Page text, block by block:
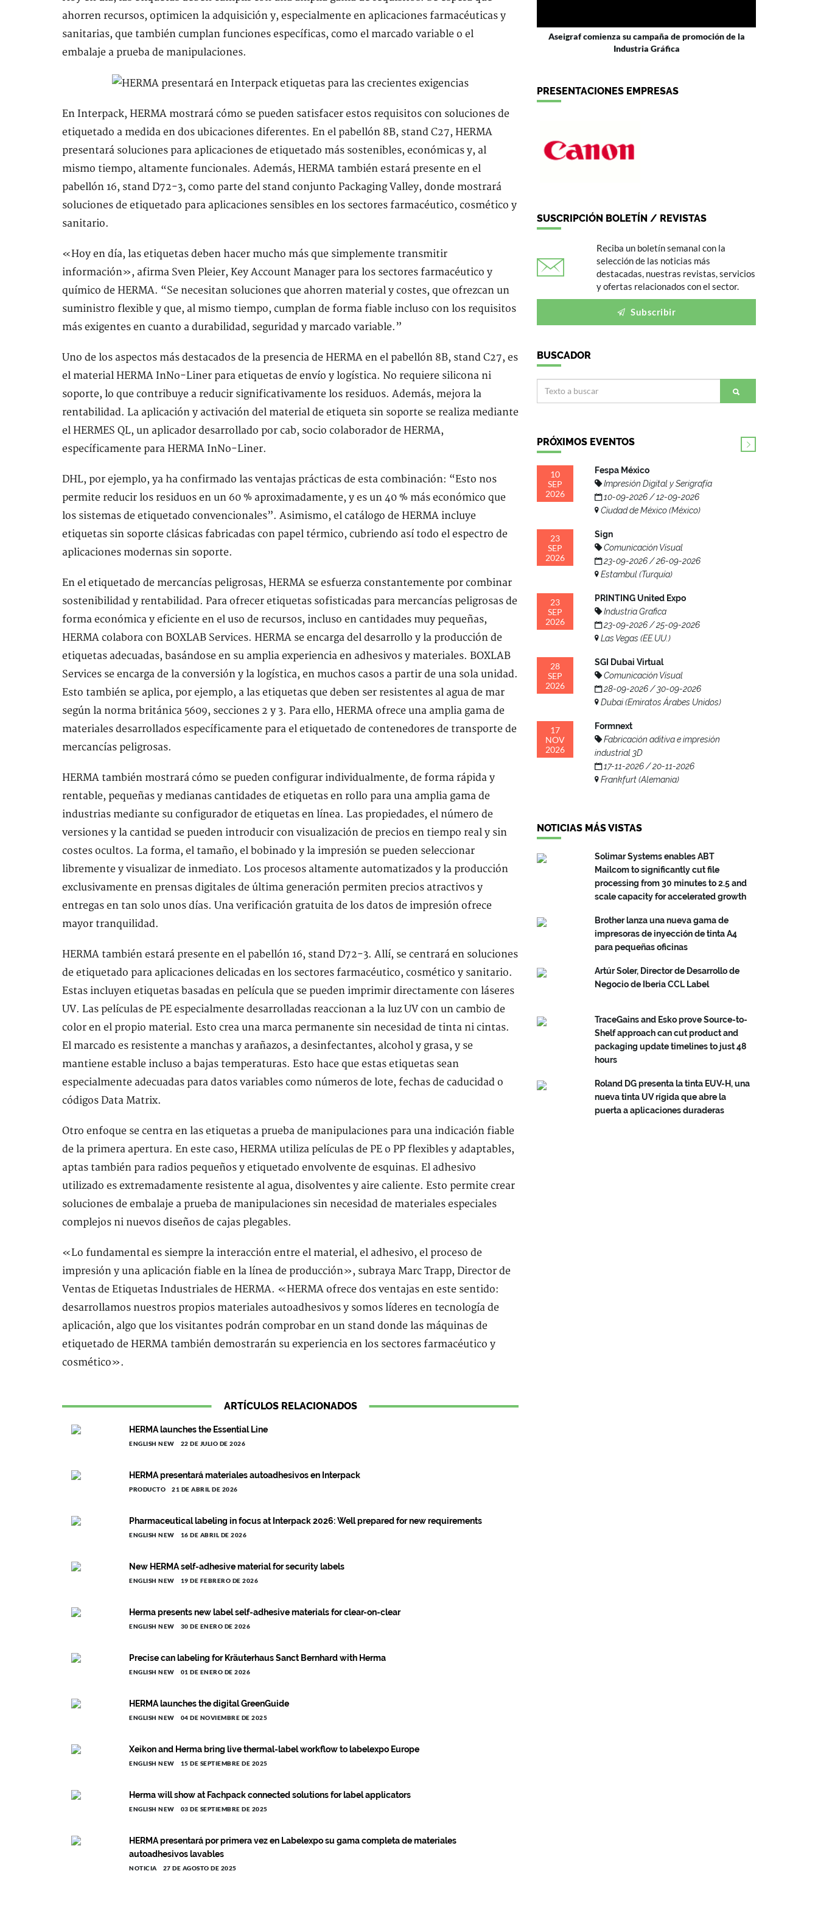
ahorren recursos, optimicen la adquisición y, especialmente en aplicaciones farmacéuticas y
sanitarias, que también cumplan funciones específicas, como el marcado variable o el
embalaje a prueba de manipulaciones.
En Interpack, HERMA mostrará cómo se pueden satisfacer estos requisitos con soluciones de
etiquetado a medida en dos ubicaciones diferentes. En el pabellón 8B, stand C27, HERMA
presentará soluciones para aplicaciones de etiquetado más sostenibles, económicas y, al
mismo tiempo, altamente funcionales. Además, HERMA también estará presente en el
pabellón 16, stand D72-3, como parte del stand conjunto Packaging Valley, donde mostrará
soluciones de etiquetado para aplicaciones sensibles en los sectores farmacéutico, cosmético y
sanitario.
«Hoy en día, las etiquetas deben hacer mucho más que simplemente transmitir
información», afirma Sven Pleier, Key Account Manager para los sectores farmacéutico y
químico de HERMA. “Se necesitan soluciones que ahorren material y costes, que ofrezcan un
suministro flexible y que, al mismo tiempo, cumplan de forma fiable incluso con los requisitos
más exigentes en cuanto a durabilidad, seguridad y marcado variable.”
Uno de los aspectos más destacados de la presencia de HERMA en el pabellón 8B, stand C27, es
el material HERMA InNo-Liner para etiquetas de envío y logística. No requiere silicona ni
soporte, lo que contribuye a reducir significativamente los residuos. Además, mejora la
rentabilidad. La aplicación y activación del material de etiqueta sin soporte se realiza mediante
el HERMES QL, un aplicador desarrollado por cab, socio colaborador de HERMA,
específicamente para HERMA InNo-Liner.
DHL, por ejemplo, ya ha confirmado las ventajas prácticas de esta combinación: “Esto nos
permite reducir los residuos en un 60 % aproximadamente, y es un 40 % más económico que
los sistemas de etiquetado convencionales”. Asimismo, el catálogo de HERMA incluye
etiquetas sin soporte clásicas fabricadas con papel térmico, cubriendo así todo el espectro de
aplicaciones modernas sin soporte.
En el etiquetado de mercancías peligrosas, HERMA se esfuerza constantemente por combinar
sostenibilidad y rentabilidad. Para ofrecer etiquetas sofisticadas para mercancías peligrosas de
forma económica y eficiente en el uso de recursos, incluso en cantidades muy pequeñas,
HERMA colabora con BOXLAB Services. HERMA se encarga del desarrollo y la producción de
etiquetas adecuadas, basándose en su amplia experiencia en adhesivos y materiales. BOXLAB
Services se encarga de la conversión y la logística, en muchos casos a partir de una sola unidad.
Esto también se aplica, por ejemplo, a las etiquetas que deben ser resistentes al agua de mar
según la norma británica 5609, secciones 2 y 3. Para ello, HERMA ofrece una amplia gama de
materiales desarrollados específicamente para el etiquetado de contenedores de transporte de
mercancías peligrosas.
HERMA también mostrará cómo se pueden configurar individualmente, de forma rápida y
rentable, pequeñas y medianas cantidades de etiquetas en rollo para una amplia gama de
industrias mediante su configurador de etiquetas en línea. Las propiedades, el número de
versiones y la cantidad se pueden introducir con visualización de precios en tiempo real y sin
costes ocultos. La forma, el tamaño, el bobinado y la impresión se pueden seleccionar
libremente y visualizar de inmediato. Los procesos altamente automatizados y la producción
exclusivamente en prensas digitales de última generación permiten precios atractivos y
entregas en tan solo unos días. Una verificación gratuita de los datos de impresión ofrece
mayor tranquilidad.
HERMA también estará presente en el pabellón 16, stand D72-3. Allí, se centrará en soluciones
de etiquetado para aplicaciones delicadas en los sectores farmacéutico, cosmético y sanitario.
Estas incluyen etiquetas basadas en película que se pueden imprimir directamente con láseres
UV. Las películas de PE especialmente desarrolladas reaccionan a la luz UV con un cambio de
color en el propio material. Esto crea una marca permanente sin necesidad de tinta ni cintas.
El marcado es resistente a manchas y arañazos, a desinfectantes, alcohol y grasa, y se
mantiene estable incluso a bajas temperaturas. Esto hace que estas etiquetas sean
especialmente adecuadas para datos variables como números de lote, fechas de caducidad o
códigos Data Matrix.
Otro enfoque se centra en las etiquetas a prueba de manipulaciones para una indicación fiable
de la primera apertura. En este caso, HERMA utiliza películas de PE o PP flexibles y adaptables,
aptas también para radios pequeños y etiquetado envolvente de esquinas. El adhesivo
utilizado es extremadamente resistente al agua, disolventes y aire caliente. Esto permite crear
soluciones de embalaje a prueba de manipulaciones sin necesidad de materiales especiales
complejos ni nuevos diseños de cajas plegables.
«Lo fundamental es siempre la interacción entre el material, el adhesivo, el proceso de
impresión y una aplicación fiable en la línea de producción», subraya Marc Trapp, Director de
Ventas de Etiquetas Industriales de HERMA. «HERMA ofrece dos ventajas en este sentido:
desarrollamos nuestros propios materiales autoadhesivos y somos líderes en tecnología de
aplicación, algo que los visitantes podrán comprobar en un stand donde las máquinas de
etiquetado de HERMA también demostrarán su experiencia en los sectores farmacéutico y
cosmético».
ARTÍCULOS RELACIONADOS
HERMA launches the Essential Line
ENGLISH NEW 22 DE JULIO DE 2026
HERMA presentará materiales autoadhesivos en Interpack
PRODUCTO 21 DE ABRIL DE 2026
Pharmaceutical labeling in focus at Interpack 2026: Well prepared for new requirements
ENGLISH NEW 16 DE ABRIL DE 2026
New HERMA self-adhesive material for security labels
ENGLISH NEW 19 DE FEBRERO DE 2026
Herma presents new label self-adhesive materials for clear-on-clear
ENGLISH NEW 30 DE ENERO DE 2026
Precise can labeling for Kräuterhaus Sanct Bernhard with Herma
ENGLISH NEW 01 DE ENERO DE 2026
HERMA launches the digital GreenGuide
ENGLISH NEW 04 DE NOVIEMBRE DE 2025
Xeikon and Herma bring live thermal-label workflow to labelexpo Europe
ENGLISH NEW 15 DE SEPTIEMBRE DE 2025
Herma will show at Fachpack connected solutions for label applicators
ENGLISH NEW 03 DE SEPTIEMBRE DE 2025
HERMA presentará por primera vez en Labelexpo su gama completa de materiales
autoadhesivos lavables
NOTICIA 27 DE AGOSTO DE 2025
Aseigraf comienza su campaña de promoción de la
Industria Gráfica
PRESENTACIONES EMPRESAS
SUSCRIPCIÓN BOLETÍN / REVISTAS
Reciba un boletín semanal con la
selección de las noticias más
destacadas, nuestras revistas, servicios
y ofertas relacionados con el sector.
Subscribir
BUSCADOR
PRÓXIMOS EVENTOS
10
SEP
2026
Fespa México
Impresión Digital y Serigrafía
10-09-2026 / 12-09-2026
Ciudad de México (México)
23
SEP
2026
Sign
Comunicación Visual
23-09-2026 / 26-09-2026
Estambul (Turquía)
23
SEP
2026
PRINTING United Expo
Industria Grafica
23-09-2026 / 25-09-2026
Las Vegas (EE.UU.)
28
SEP
2026
SGI Dubai Virtual
Comunicación Visual
28-09-2026 / 30-09-2026
Dubai (Emiratos Árabes Unidos)
17
NOV
2026
Formnext
Fabricación aditiva e impresión
industrial 3D
17-11-2026 / 20-11-2026
Frankfurt (Alemania)
NOTICIAS MÁS VISTAS
Solimar Systems enables ABT
Mailcom to significantly cut file
processing from 30 minutes to 2.5 and
scale capacity for accelerated growth
Brother lanza una nueva gama de
impresoras de inyección de tinta A4
para pequeñas oficinas
Artúr Soler, Director de Desarrollo de
Negocio de Iberia CCL Label
TraceGains and Esko prove Source-to-
Shelf approach can cut product and
packaging update timelines to just 48
hours
Roland DG presenta la tinta EUV-H, una
nueva tinta UV rígida que abre la
puerta a aplicaciones duraderas